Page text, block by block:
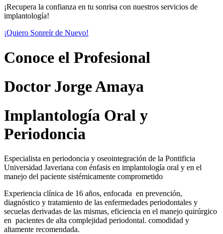
¡Recupera la confianza en tu sonrisa con nuestros servicios de
implantología!
¡Quiero Sonreír de Nuevo!
Conoce el Profesional
Doctor Jorge Amaya
Implantología Oral y
Periodoncia
Especialista en periodoncia y oseointegración de la Pontificia
Universidad Javeriana con énfasis en implantología oral y en el
manejo del paciente sistémicamente comprometido
Experiencia clínica de 16 años, enfocada en prevención,
diagnóstico y tratamiento de las enfermedades periodontales y
secuelas derivadas de las mismas, eficiencia en el manejo quirúrgico
en pacientes de alta complejidad periodontal. comodidad y
altamente recomendada.